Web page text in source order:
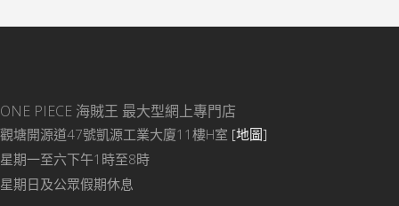
ONE PIECE 海賊王 最大型網上專門店
觀塘開源道47號凱源工業大廈11樓H室 [地圖]
星期一至六下午1時至8時
星期日及公眾假期休息